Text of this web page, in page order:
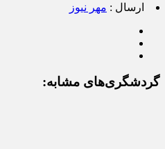
ارسال : مهر نیوز
گردشگری‌های مشابه: